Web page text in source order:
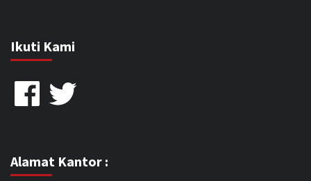
Ikuti Kami
FacebookTwitter
Alamat Kantor :